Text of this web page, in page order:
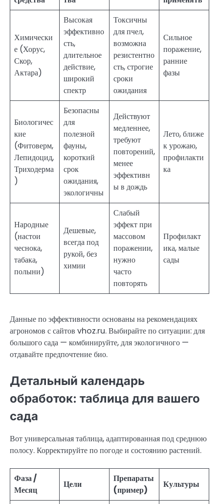
Химически
е (Хорус,
Скор,
Актара)
Высокая
эффективно
сть,
длительное
действие,
широкий
спектр
Токсичны
для пчел,
возможна
резистентно
сть, строгие
сроки
ожидания
Сильное
поражение,
ранние
фазы
Биологичес
кие
(Фитоверм,
Лепидоцид,
Триходерма
)
Безопасны
для
полезной
фауны,
короткий
срок
ожидания,
экологичны
Действуют
медленнее,
требуют
повторений,
менее
эффективн
ы в дождь
Лето, ближе
к урожаю,
профилакти
ка
Народные
(настои
чеснока,
табака,
полыни)
Дешевые,
всегда под
рукой, без
химии
Слабый
эффект при
массовом
поражении,
нужно
часто
повторять
Профилакт
ика, малые
сады
Данные по эффективности основаны на рекомендациях
агрономов с сайтов vhoz.ru. Выбирайте по ситуации: для
большого сада — комбинируйте, для экологичного —
отдавайте предпочтение био.
Детальный календарь
обработок: таблица для вашего
сада
Вот универсальная таблица, адаптированная под среднюю
полосу. Корректируйте по погоде и состоянию растений.
Фаза /
Месяц
Цели
Препараты
(пример)
Культуры